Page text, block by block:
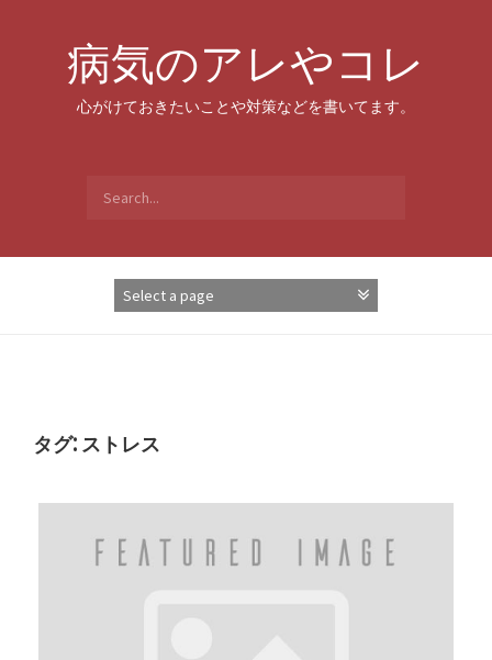
病気のアレやコレ
心がけておきたいことや対策などを書いてます。
for:
タグ: ストレス